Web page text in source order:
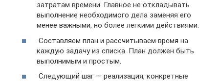
затратам времени. Главное не откладывать
выполнение необходимого дела заменяя его
менее важными, но более легкими действиями.
Составляем план и рассчитываем время на
каждую задачу из списка. План должен быть
выполнимым и простым.
Следующий шаг — реализация, конкретные